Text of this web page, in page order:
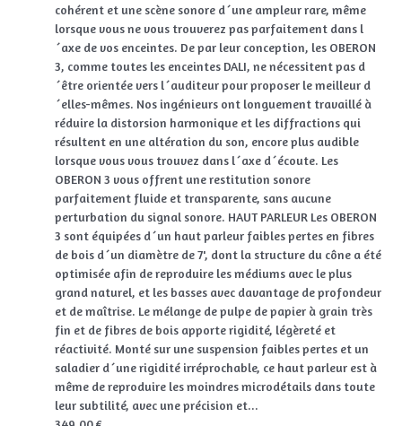
cohérent et une scène sonore d´une ampleur rare, même
lorsque vous ne vous trouverez pas parfaitement dans l
´axe de vos enceintes. De par leur conception, les OBERON
3, comme toutes les enceintes DALI, ne nécessitent pas d
´être orientée vers l´auditeur pour proposer le meilleur d
´elles-mêmes. Nos ingénieurs ont longuement travaillé à
réduire la distorsion harmonique et les diffractions qui
résultent en une altération du son, encore plus audible
lorsque vous vous trouvez dans l´axe d´écoute. Les
OBERON 3 vous offrent une restitution sonore
parfaitement fluide et transparente, sans aucune
perturbation du signal sonore. HAUT PARLEUR Les OBERON
3 sont équipées d´un haut parleur faibles pertes en fibres
de bois d´un diamètre de 7', dont la structure du cône a été
optimisée afin de reproduire les médiums avec le plus
grand naturel, et les basses avec davantage de profondeur
et de maîtrise. Le mélange de pulpe de papier à grain très
fin et de fibres de bois apporte rigidité, légèreté et
réactivité. Monté sur une suspension faibles pertes et un
saladier d´une rigidité irréprochable, ce haut parleur est à
même de reproduire les moindres microdétails dans toute
leur subtilité, avec une précision et...